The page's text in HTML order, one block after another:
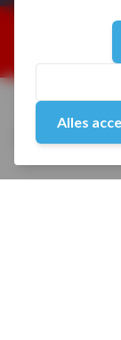
Alles
25% korting
ZOMERMP.
zakelijk en
Home / Multi
Multi